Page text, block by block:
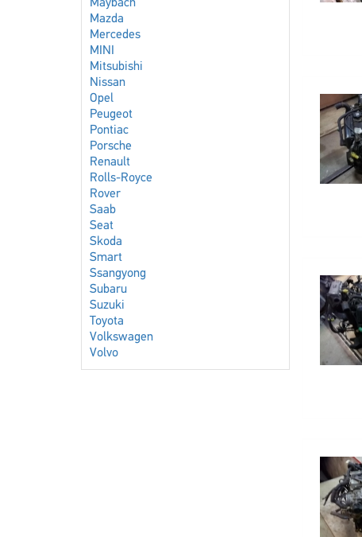
Maybach
Mazda
Mercedes
MINI
Mitsubishi
Nissan
Opel
Peugeot
Pontiac
Porsche
Renault
Rolls-Royce
Rover
Saab
Seat
Skoda
Smart
Ssangyong
Subaru
Suzuki
Toyota
Volkswagen
Volvo